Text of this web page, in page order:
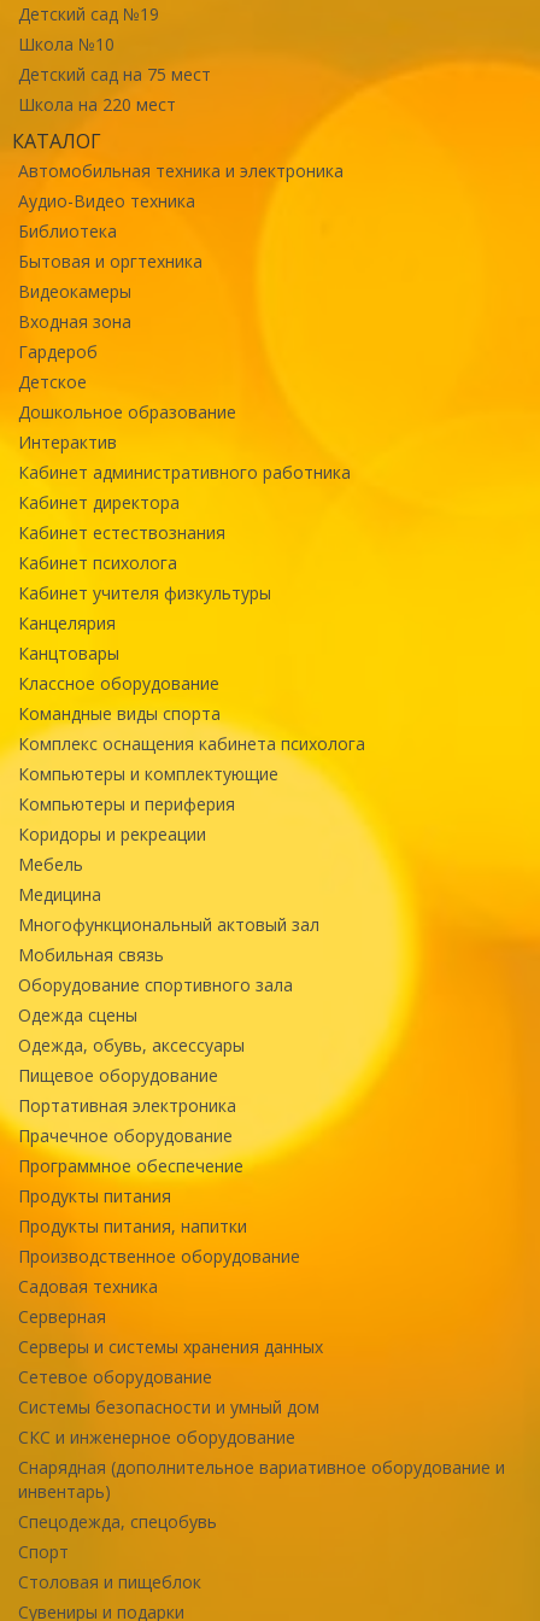
Детский сад №19
Школа №10
Детский сад на 75 мест
Школа на 220 мест
КАТАЛОГ
Автомобильная техника и электроника
Аудио-Видео техника
Библиотека
Бытовая и оргтехника
Видеокамеры
Входная зона
Гардероб
Детское
Дошкольное образование
Интерактив
Кабинет административного работника
Кабинет директора
Кабинет естествознания
Кабинет психолога
Кабинет учителя физкультуры
Канцелярия
Канцтовары
Классное оборудование
Командные виды спорта
Комплекс оснащения кабинета психолога
Компьютеры и комплектующие
Компьютеры и периферия
Коридоры и рекреации
Мебель
Медицина
Многофункциональный актовый зал
Мобильная связь
Оборудование спортивного зала
Одежда сцены
Одежда, обувь, аксессуары
Пищевое оборудование
Портативная электроника
Прачечное оборудование
Программное обеспечение
Продукты питания
Продукты питания, напитки
Производственное оборудование
Садовая техника
Серверная
Серверы и системы хранения данных
Сетевое оборудование
Системы безопасности и умный дом
СКС и инженерное оборудование
Снарядная (дополнительное вариативное оборудование и
инвентарь)
Спецодежда, спецобувь
Спорт
Столовая и пищеблок
Сувениры и подарки